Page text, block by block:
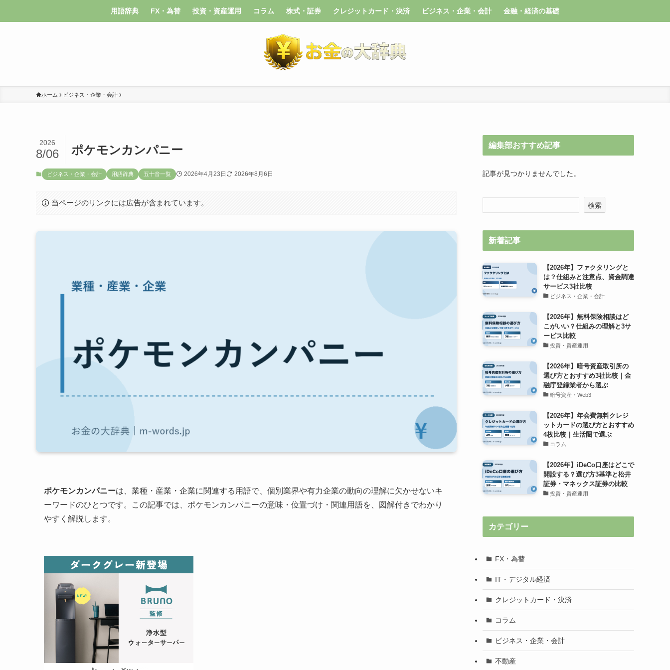
用語辞典 FX・為替 投資・資産運用 コラム 株式・証券 クレジットカード・決済 ビジネス・企業・会計 金融・経済の基礎
ホーム ビジネス・企業・会計
ポケモンカンパニー
2026
8/06
ビジネス・企業・会計 用語辞典 五十音一覧 2026年4月23日 2026年8月6日
当ページのリンクには広告が含まれています。
ポケモンカンパニーは、業種・産業・企業に関連する用語で、個別業界や有力企業の動向の理解に欠かせないキ
ーワードのひとつです。この記事では、ポケモンカンパニーの意味・位置づけ・関連用語を、図解付きでわかり
やすく解説します。
編集部おすすめ記事
記事が見つかりませんでした。
検索
新着記事
【2026年】ファクタリングと
は？仕組みと注意点、資金調達
サービス3社比較
ビジネス・企業・会計
【2026年】無料保険相談はど
こがいい？仕組みの理解と3サ
ービス比較
投資・資産運用
【2026年】暗号資産取引所の
選び方とおすすめ3社比較｜金
融庁登録業者から選ぶ
暗号資産・Web3
【2026年】年会費無料クレジ
ットカードの選び方とおすすめ
4枚比較｜生活圏で選ぶ
コラム
【2026年】iDeCo口座はどこで
開設する？選び方3基準と松井
証券・マネックス証券の比較
投資・資産運用
カテゴリー
FX・為替
IT・デジタル経済
クレジットカード・決済
コラム
ビジネス・企業・会計
不動産